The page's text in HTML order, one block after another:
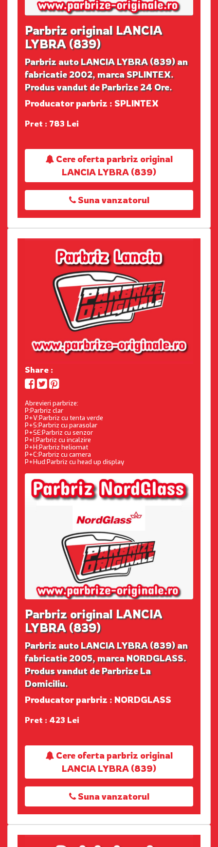
Parbriz original LANCIA
LYBRA (839)
Parbriz auto LANCIA LYBRA (839) an
fabricatie 2002, marca SPLINTEX.
Produs vandut de Parbrize 24 Ore.
Producator parbriz : SPLINTEX
Pret : 783 Lei
Cere oferta parbriz original
LANCIA LYBRA (839)
Suna vanzatorul
Share :
Abrevieri parbrize:
P:Parbriz clar
P+V:Parbriz cu tenta verde
P+S:Parbriz cu parasolar
P+SE:Parbriz cu senzor
P+I:Parbriz cu incalzire
P+H:Parbriz heliomat
P+C:Parbriz cu camera
P+Hud:Parbriz cu head up display
Parbriz original LANCIA
LYBRA (839)
Parbriz auto LANCIA LYBRA (839) an
fabricatie 2005, marca NORDGLASS.
Produs vandut de Parbrize La
Domiciliu.
Producator parbriz : NORDGLASS
Pret : 423 Lei
Cere oferta parbriz original
LANCIA LYBRA (839)
Suna vanzatorul